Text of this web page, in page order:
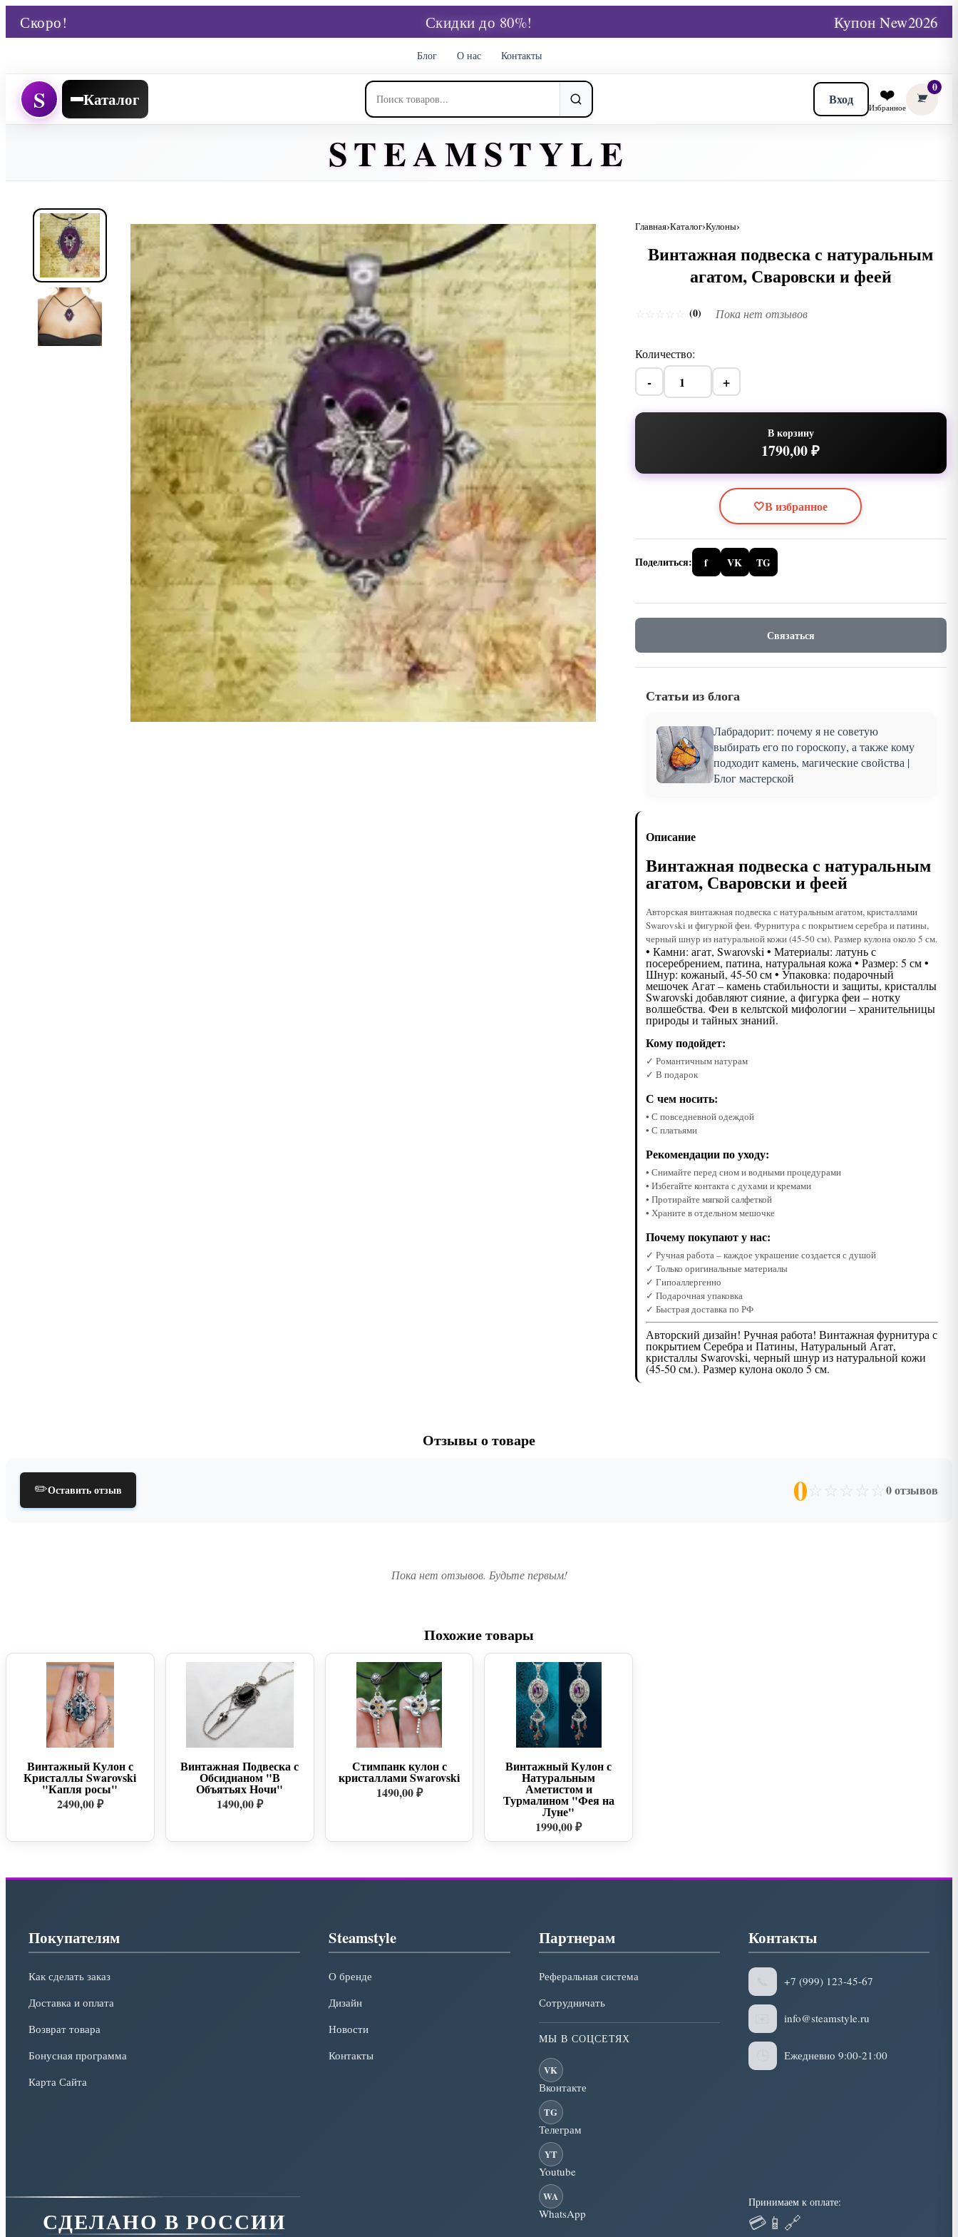
Скоро! Скидки до 80%! Купон New2026
Блог О нас Контакты
S Каталог Вход ❤️
Избранное
0
STEAMSTYLE
Главная Каталог Кулоны
Винтажная подвеска с натуральным
агатом, Сваровски и феей
(0) Пока нет отзывов
Количество:
- +
В корзину
1790,00 ₽
🤍В избранное
Поделиться: f VK TG
Связаться
Статьи из блога
Лабрадорит: почему я не советую
выбирать его по гороскопу, а также кому
подходит камень, магические свойства |
Блог мастерской
Описание
Винтажная подвеска с натуральным
агатом, Сваровски и феей
Авторская винтажная подвеска с натуральным агатом, кристаллами
Swarovski и фигуркой феи. Фурнитура с покрытием серебра и патины,
черный шнур из натуральной кожи (45-50 см). Размер кулона около 5 см.
• Камни: агат, Swarovski • Материалы: латунь с
посеребрением, патина, натуральная кожа • Размер: 5 см •
Шнур: кожаный, 45-50 см • Упаковка: подарочный
мешочек Агат – камень стабильности и защиты, кристаллы
Swarovski добавляют сияние, а фигурка феи – нотку
волшебства. Феи в кельтской мифологии – хранительницы
природы и тайных знаний.
Кому подойдет:
✓ Романтичным натурам
✓ В подарок
С чем носить:
• С повседневной одеждой
• С платьями
Рекомендации по уходу:
• Снимайте перед сном и водными процедурами
• Избегайте контакта с духами и кремами
• Протирайте мягкой салфеткой
• Храните в отдельном мешочке
Почему покупают у нас:
✓ Ручная работа – каждое украшение создается с душой
✓ Только оригинальные материалы
✓ Гипоаллергенно
✓ Подарочная упаковка
✓ Быстрая доставка по РФ
Авторский дизайн! Ручная работа! Винтажная фурнитура с
покрытием Серебра и Патины, Натуральный Агат,
кристаллы Swarovski, черный шнур из натуральной кожи
(45-50 см.). Размер кулона около 5 см.
Отзывы о товаре
✏️Оставить отзыв 0 ☆ ☆ ☆ ☆ ☆ 0 отзывов
Пока нет отзывов. Будьте первым!
Похожие товары
Винтажный Кулон с
Кристаллы Swarovski
"Капля росы"
2490,00 ₽
Винтажная Подвеска с
Обсидианом "В
Объятьях Ночи"
1490,00 ₽
Стимпанк кулон с
кристаллами Swarovski
1490,00 ₽
Винтажный Кулон с
Натуральным
Аметистом и
Турмалином "Фея на
Луне"
1990,00 ₽
Покупателям
Как сделать заказ
Доставка и оплата
Возврат товара
Бонусная программа
Карта Сайта
СДЕЛАНО В РОССИИ
Steamstyle
О бренде
Дизайн
Новости
Контакты
Партнерам
Реферальная система
Сотрудничать
МЫ В СОЦСЕТЯХ
VK
Вконтакте
TG
Телеграм
YT
Youtube
WA
WhatsApp
Контакты
+7 (999) 123-45-67
info@steamstyle.ru
Ежедневно 9:00-21:00
Принимаем к оплате:
💳 📱 🔗